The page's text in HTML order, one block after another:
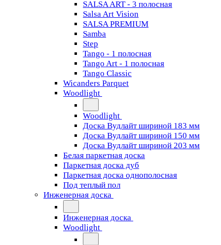
SALSA ART - 3 полосная
Salsa Art Vision
SALSA PREMIUM
Samba
Step
Tango - 1 полосная
Tango Art - 1 полосная
Tango Classiс
Wicanders Parquet
Woodlight
Woodlight
Доска Вудлайт шириной 183 мм
Доска Вудлайт шириной 150 мм
Доска Вудлайт шириной 203 мм
Белая паркетная доска
Паркетная доска дуб
Паркетная доска однополосная
Под теплый пол
Инженерная доска
Инженерная доска
Woodlight